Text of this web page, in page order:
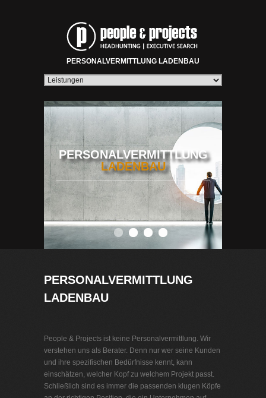
PERSONALVERMITTLUNG LADENBAU
PERSONALVERMITTLUNG
LADENBAU
0
PERSONALVERMITTLUNG
LADENBAU
People & Projects ist keine Personalvermittlung. Wir
verstehen uns als Berater. Denn nur wer seine Kunden
und ihre spezifischen Bedürfnisse kennt, kann
einschätzen, welcher Kopf zu welchem Projekt passt.
Schließlich sind es immer die passenden klugen Köpfe